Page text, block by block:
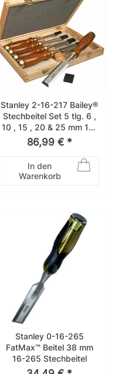
Stanley 2-16-217 Bailey®
Stechbeitel Set 5 tlg. 6 ,
10 , 15 , 20 & 25 mm 16-
217
86,99 € *
In den
Warenkorb
Stanley 0-16-265
FatMax™ Beitel 38 mm
16-265 Stechbeitel